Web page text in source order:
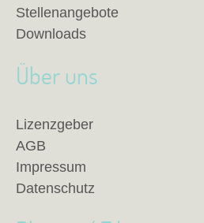
Stellenangebote
Downloads
Über uns
Lizenzgeber
AGB
Impressum
Datenschutz